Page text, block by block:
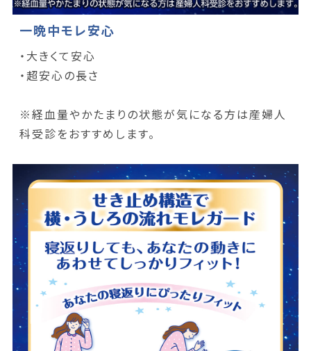
一晩中モレ安心
・大きくて安心
・超安心の長さ
※経血量やかたまりの状態が気になる方は産婦人
科受診をおすすめします。